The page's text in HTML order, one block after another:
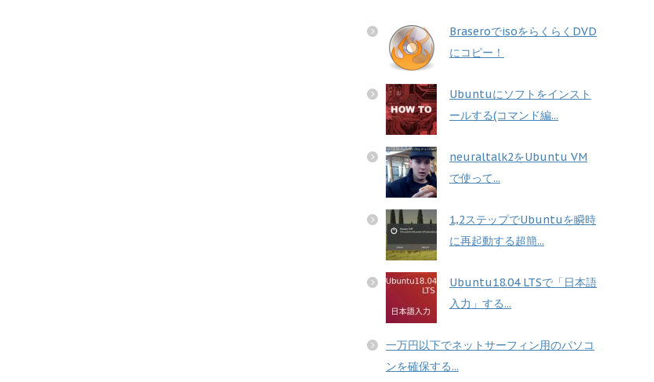
BraseroでisoをらくらくDVD
にコピー！
Ubuntuにソフトをインスト
ールする(コマンド編...
neuraltalk2をUbuntu VM
で使って...
1,2ステップでUbuntuを瞬時
に再起動する超簡...
Ubuntu18.04 LTSで「日本語
入力」する...
一万円以下でネットサーフィン用のパソコ
ンを確保する...